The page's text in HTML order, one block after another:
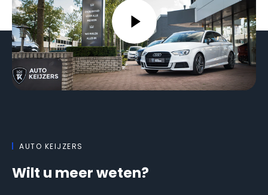
AUTO KEIJZERS
Wilt u meer weten?